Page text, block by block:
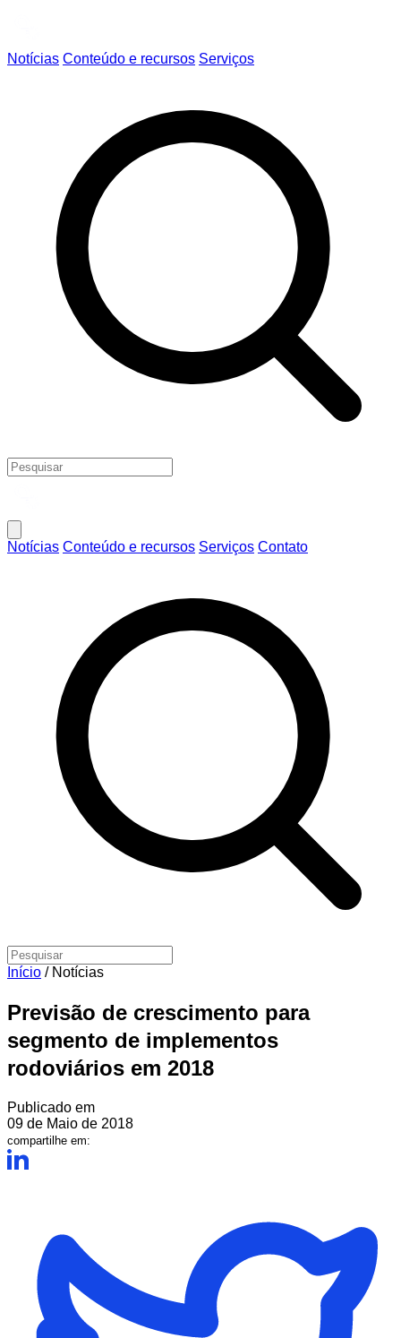
Notícias Conteúdo e recursos Serviços
Notícias Conteúdo e recursos Serviços Contato
Início / Notícias
Previsão de crescimento para
segmento de implementos
rodoviários em 2018
Publicado em
09 de Maio de 2018
compartilhe em: